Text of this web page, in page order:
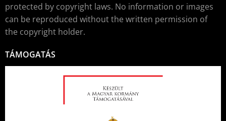
protected by copyright laws. No information or images
can be reproduced without the written permission of
the copyright holder.
TÁMOGATÁS